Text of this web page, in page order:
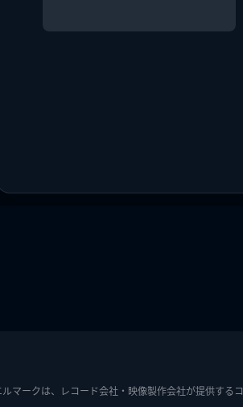
ルマークは、レコード会社・映像製作会社が提供する